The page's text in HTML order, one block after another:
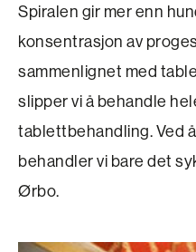
Spiralen gir mer enn
konsentrasjon av
sammenlignet med
slipper vi å behandle
tablettbehandling. Ved
behandler vi bare det
Ørbo.